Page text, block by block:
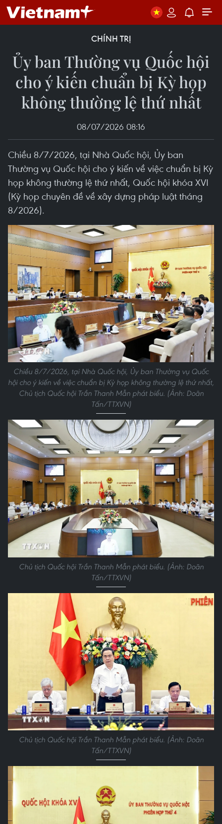
CHÍNH TRỊ
Ủy ban Thường vụ Quốc hội
cho ý kiến chuẩn bị Kỳ họp
không thường lệ thứ nhất
08/07/2026 08:16
Chiều 8/7/2026, tại Nhà Quốc hội, Ủy ban
Thường vụ Quốc hội cho ý kiến về việc chuẩn bị Kỳ
họp không thường lệ thứ nhất, Quốc hội khóa XVI
(Kỳ họp chuyên đề về xây dựng pháp luật tháng
8/2026).
Chiều 8/7/2026, tại Nhà Quốc hội, Ủy ban Thường vụ Quốc
hội cho ý kiến về việc chuẩn bị Kỳ họp không thường lệ thứ nhất,
Chủ tịch Quốc hội Trần Thanh Mẫn phát biểu. (Ảnh: Doãn
Tấn/TTXVN)
Chủ tịch Quốc hội Trần Thanh Mẫn phát biểu. (Ảnh: Doãn
Tấn/TTXVN)
Chủ tịch Quốc hội Trần Thanh Mẫn phát biểu. (Ảnh: Doãn
Tấn/TTXVN)